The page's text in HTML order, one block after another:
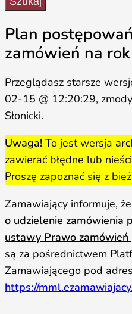
Plan
zamówień na
Przeglądasz starsze
02-15 @ 12:20:29,
Słonicki.
Uwaga! To jest wersja
zawierać błędne lub
Proszę zapoznać się z
Zamawiający informuje, że
o udzielenie zamówienia
ustawy Prawo zamówień
są za pośrednictwem
Zamawiającego pod
https://